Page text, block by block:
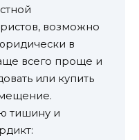
возможно
в
всего проще и
или купить
тишину и